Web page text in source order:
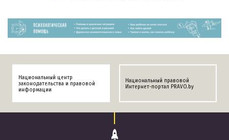
Национальный центр
законодательства и правовой
информации
Национальный правовой
Интернет-портал PRAVO.by